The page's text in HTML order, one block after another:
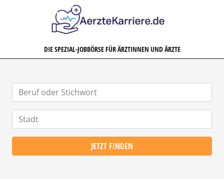
DIE SPEZIAL-JOBBÖRSE FÜR ÄRZTINNEN UND ÄRZTE
JETZT FINDEN